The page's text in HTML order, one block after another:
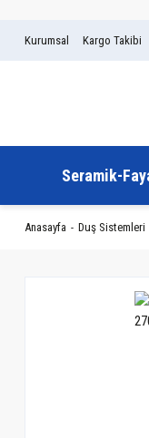
Kurumsal Kargo Takibi
Seramik-
Anasayfa Duş Sistemleri